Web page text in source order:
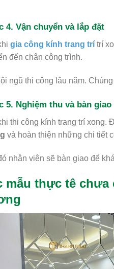
4. Vận chuyển và lắp đặt
gia công kính trang trítrí
đến chân công trình.
ngũ thi công lâu năm.
5. Nghiệm thu và bàn giao
thi công kính trang trí xong.
và hoàn thiện những chi tiết
nhân viên sẽ bàn giao để
mẫu thực tê